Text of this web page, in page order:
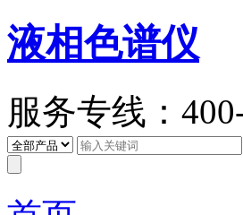
液相色谱仪
服务专线：